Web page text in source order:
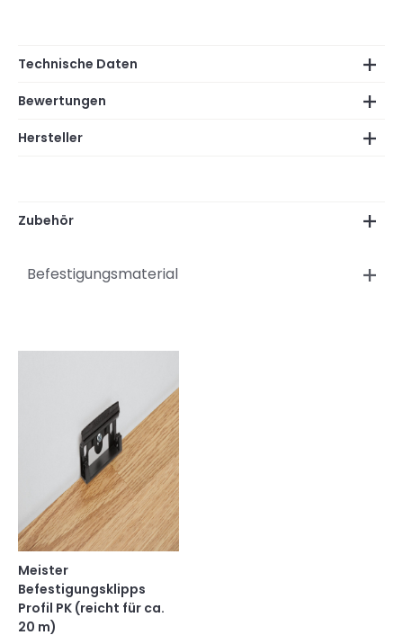
Technische Daten
Bewertungen
Hersteller
Zubehör
Befestigungsmaterial
Meister
Befestigungsklipps
Profil PK (reicht für ca.
20 m)